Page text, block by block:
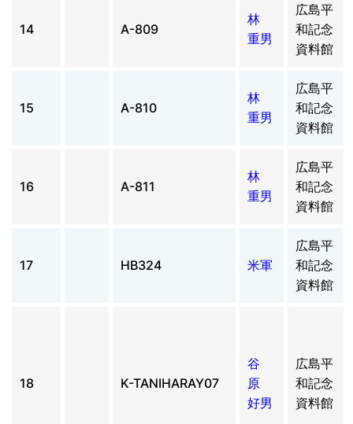
14 A-809
林
重男
広島平
和記念
資料館
15 A-810
林
重男
広島平
和記念
資料館
16 A-811
林
重男
広島平
和記念
資料館
17 HB324 米軍
広島平
和記念
資料館
18 K-TANIHARAY07
谷
原
好男
広島平
和記念
資料館